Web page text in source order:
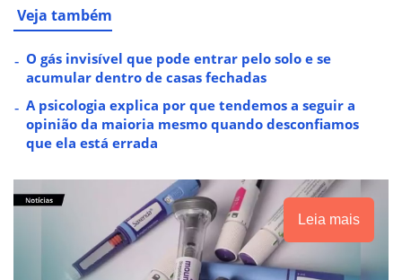
Veja também
O gás invisível que pode entrar pelo solo e se
acumular dentro de casas fechadas
A psicologia explica por que tendemos a seguir a
opinião da maioria mesmo quando desconfiamos
que ela está errada
Leia mais